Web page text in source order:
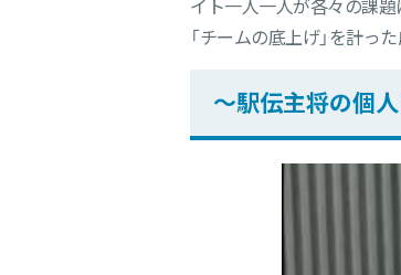
「チームの底上げ」を計っ
～駅伝主将の個